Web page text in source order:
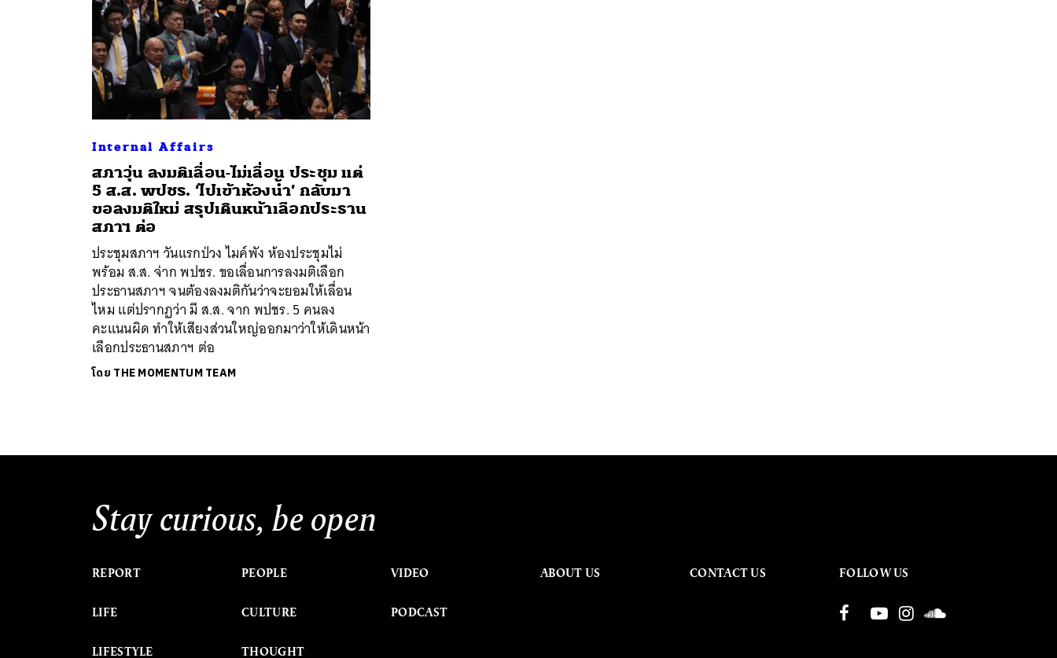
Internal Affairs
สภาวุ่น ลงมติเลื่อน-ไม่เลื่อน ประชุม แต่
5 ส.ส. พปชร. ‘ไปเข้าห้องน้ำ’ กลับมา
ขอลงมติใหม่ สรุปเดินหน้าเลือกประธาน
สภาฯ ต่อ
ประชุมสภาฯ วันแรกป่วง ไมค์พัง ห้องประชุมไม่
พร้อม ส.ส. จ่าก พปชร. ขอเลื่อนการลงมติเลือก
ประธานสภาฯ จนต้องลงมติกันว่าจะยอมให้เลื่อน
ไหม แต่ปรากฏว่า มี ส.ส. จาก พปชร. 5 คนลง
คะแนนผิด ทำให้เสียงส่วนใหญ่ออกมาว่าให้เดินหน้า
เลือกประธานสภาฯ ต่อ
โดย THE MOMENTUM TEAM
Stay curious, be open
REPORT
LIFE
LIFESTYLE
PEOPLE
CULTURE
THOUGHT
VIDEO
PODCAST
ABOUT US CONTACT US FOLLOW US